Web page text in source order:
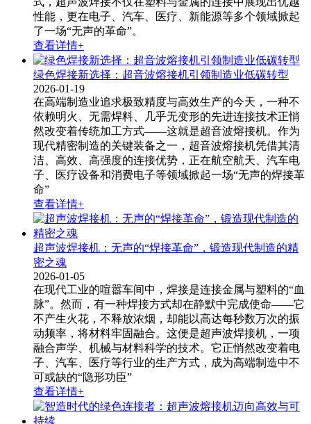
性能，更在电子、汽车、医疗、新能源等多个领域掀起
了一场“无声的革命”。
查看详情+
绿色焊接新选择：超音波熔接机引领制造业低碳转型
2026-01-19
在高端制造业追求极致精度与高效生产的今天，一种不
依赖明火、无需焊料、几乎无变形的先进连接技术正悄
然改变着传统加工方式——这就是超音波熔接机​。作为
现代精密制造的关键装备之一，超音波熔接机凭借其清
洁、高效、高强度的连接优势，正在航空航天、汽车电
子、医疗设备和消费电子等领域掀起一场“无声的焊接革
命”
查看详情+
超声波焊接机：无声的“焊接革命”，锻造现代制造的精
密之魂
2026-01-05
在现代工业的喧嚣车间中，焊接是连接金属与塑料的“血
脉”。然而，有一种焊接方式却在静默中完成使命——它
不产生火花，不释放浓烟，却能以高达每秒数万次的振
动频率，将材料牢固融合。这便是超声波焊接机​，一项
融合声学、机械与材料科学的技术。它正悄然改变着电
子、汽车、医疗等行业的生产方式，成为高端制造中不
可或缺的“隐形功臣”
查看详情+